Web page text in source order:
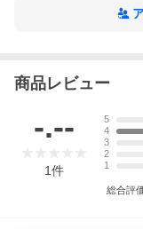
●翌日優良配送対象商
・13時以降(休業日は
・お届け先が対象地
・決済完了確認にお時
・銀行振込をご選択の
・ご注文時備考欄(ス
・郵便番号や住所に誤
・15点以上ご注文頂い
商品レビュー
-.--
1件
5
4
3
2
1
総合評